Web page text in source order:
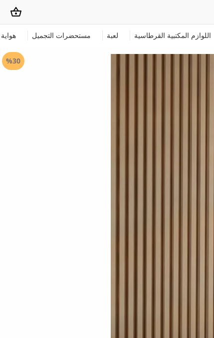
اللوازم المكتبية القرطاسية لعبة مستحضرات التجميل هواية
%30